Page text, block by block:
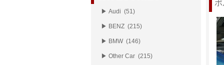
▶ Audi (51)
▶ BENZ (215)
▶ BMW (146)
▶ Other Car (215)